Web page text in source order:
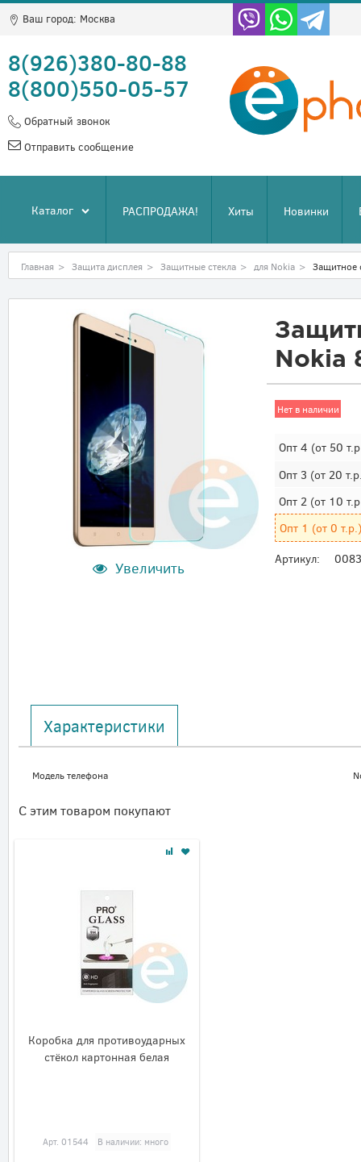
Ваш город: Москва
8(926)380-80-88
8(800)550-05-57
Обратный звонок
Отправить сообщение
Каталог РАСПРОДАЖА! Хиты Новинки
Главная > Защита дисплея > Защитные стекла > для Nokia > Защитное
Увеличить
Nokia
Нет в наличии
Опт 4 (от 50
Опт 3 (от 20
Опт 2(от 10
Опт 1 (от 0 т.р.)
Артикул:
Характеристики
Модель телефона
С этим товаром покупают
Коробка для противоударных
стёкол картонная белая
Арт. 01544 В наличии: много